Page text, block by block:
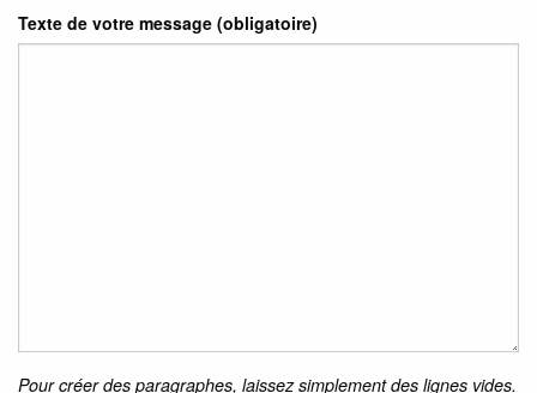
Texte de votre message (obligatoire)
Pour créer des paragraphes, laissez simplement des lignes vides.